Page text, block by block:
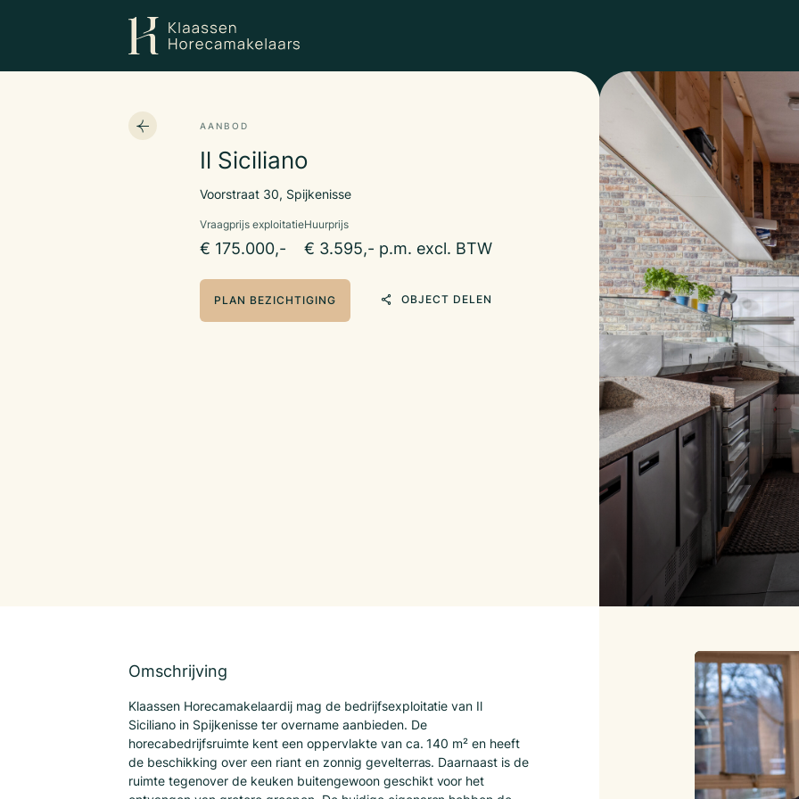
AANBOD
Il Siciliano
Voorstraat 30, Spijkenisse
Vraagprijs exploitatie
€ 175.000,-
Huurprijs
€ 3.595,- p.m. excl. BTW
PLAN BEZICHTIGING OBJECT DELEN
Omschrijving
Klaassen Horecamakelaardij mag de bedrijfsexploitatie van Il
Siciliano in Spijkenisse ter overname aanbieden. De
horecabedrijfsruimte kent een oppervlakte van ca. 140 m² en heeft
de beschikking over een riant en zonnig gevelterras. Daarnaast is de
ruimte tegenover de keuken buitengewoon geschikt voor het